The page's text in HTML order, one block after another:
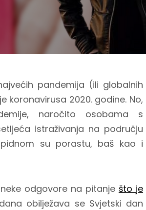
pandemija (ili globalnih
koronavirusa 2020. godine. No,
naročito osobama s
istraživanja na području
su porastu, baš kao i
odgovore na pitanje što je
obilježava se Svjetski dan